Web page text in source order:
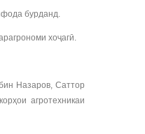
бурданд.
хоҷагӣ.
Назаров, Саттор
агротехникаи